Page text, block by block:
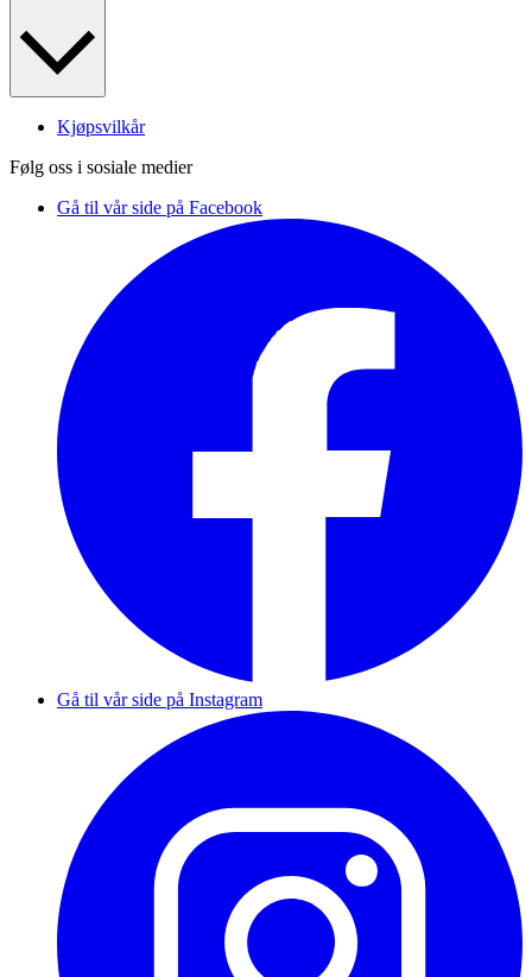
Kjøpsvilkår
Følg oss i sosiale medier
Gå til vår side på Facebook
Gå til vår side på Instagram